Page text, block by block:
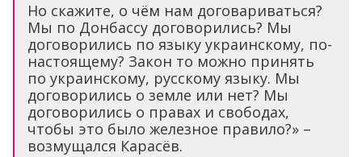
Но скажите, о чём нам договариваться?
Мы по Донбассу договорились? Мы
договорились по языку украинскому, по-
настоящему? Закон то можно принять
по украинскому, русскому языку. Мы
договорились о земле или нет? Мы
договорились о правах и свободах,
чтобы это было железное правило?» –
возмущался Карасёв.